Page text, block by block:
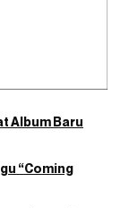
Album Baru
“Coming